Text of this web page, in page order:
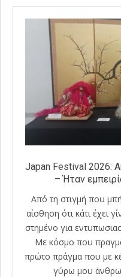
Japan Festival 2026:
– Ήταν
Από τη στιγμή που
αίσθηση ότι κάτι έχει
στημένο για
Με κόσμο που
πρώτο πράγμα που με
γύρω μου